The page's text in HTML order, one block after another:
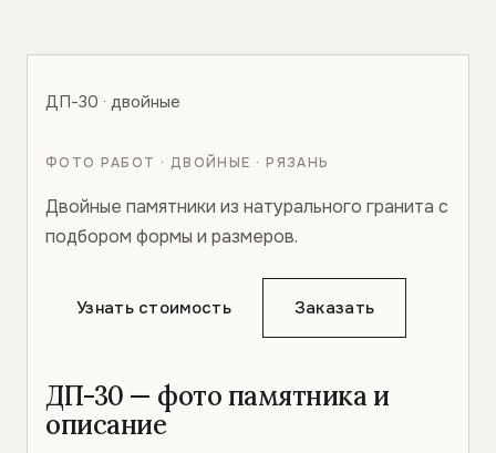
ДП-30 · двойные
ФОТО РАБОТ · ДВОЙНЫЕ · РЯЗАНЬ
Двойные памятники из натурального гранита с
подбором формы и размеров.
Узнать стоимость Заказать
ДП-30 — фото памятника и
описание